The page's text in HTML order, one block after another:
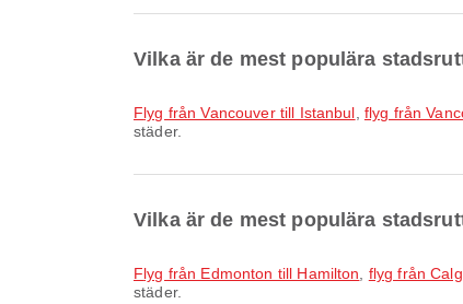
Vilka är de mest populära
flyg från Vancouver till Istanbul flyg från
städer.
Vilka är de mest populära
flyg från Edmonton till Hamilton flyg från
städer.